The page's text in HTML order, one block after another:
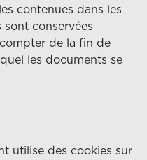
contenues dans les
conservées
de la fin de
les documents se
utilise des cookies sur